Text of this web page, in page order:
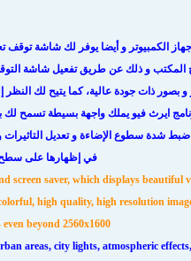
الكمبيوتر و أيضا يوفر لك شاشة توقف
المكتب و ذلك عن طريق تفعيل شاشة
بصور ذات جودة عالية، كما يتيح لك
ايرث فيو يملك واجهة بسيطة
شدة سطوع الإضاءة و تعديل
في إظهارها على
screen saver, which displays beautiful
high quality, high resolution
beyond 2560x1600
areas, city lights, atmospheric